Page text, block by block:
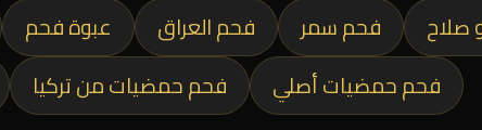
صلاح فحم سمر فحم العراق عبوة فحم
فحم حمضيات أصلي
فحم حمضيات من تركيا